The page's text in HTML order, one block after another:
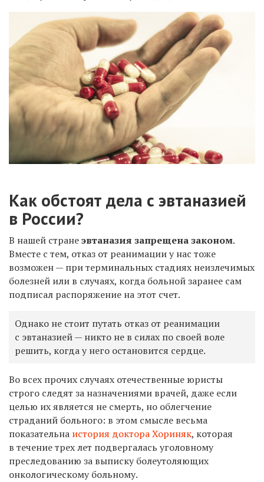
Как обстоят дела с эвтаназией
в России?
В нашей странеэвтаназия запрещена законом.
Вместе с тем, отказ от реанимации у нас тоже
возможен — при терминальных стадиях неизлечимых
болезней или в случаях, когда больной заранее сам
подписал распоряжение на этот счет.
Однако не стоит путать отказ от реанимации
с эвтаназией — никто не в силах по своей воле
решить, когда у него остановится сердце.
Во всех прочих случаях отечественные юристы
строго следят за назначениями врачей, даже если
целью их является не смерть, но облегчение
страданий больного: в этом смысле весьма
показательна история доктора Хориняк, которая
в течение трех лет подвергалась уголовному
преследованию за выписку болеутоляющих
онкологическому больному.